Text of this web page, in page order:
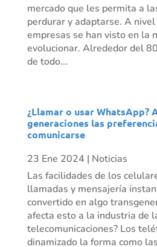
mercado que les permita a
perdurar y adaptarse. A
empresas se han visto en la
evolucionar. Alrededor del
de todo...
¿Llamar o usar WhatsApp?
generaciones las
comunicarse
23 Ene 2024 | Noticias
Las facilidades de los
llamadas y mensajería
convertido en algo
afecta esto a la industria de
telecomunicaciones? Los
dinamizado la forma como